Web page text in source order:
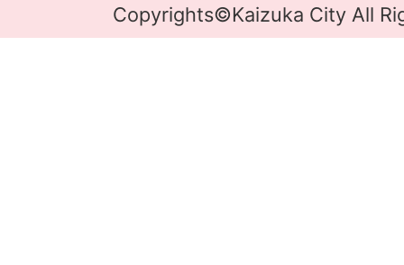
Copyrights©Kaizuka City All